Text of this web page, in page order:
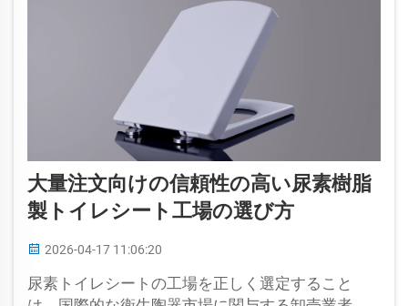
大量注文向けの信頼性の高い尿素樹脂
製トイレシート工場の選び方
2026-04-17 11:06:20
尿素トイレシートの工場を正しく選定すること